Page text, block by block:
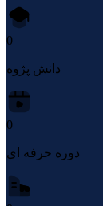
0
دانش پژوه
0
دوره حرفه ای